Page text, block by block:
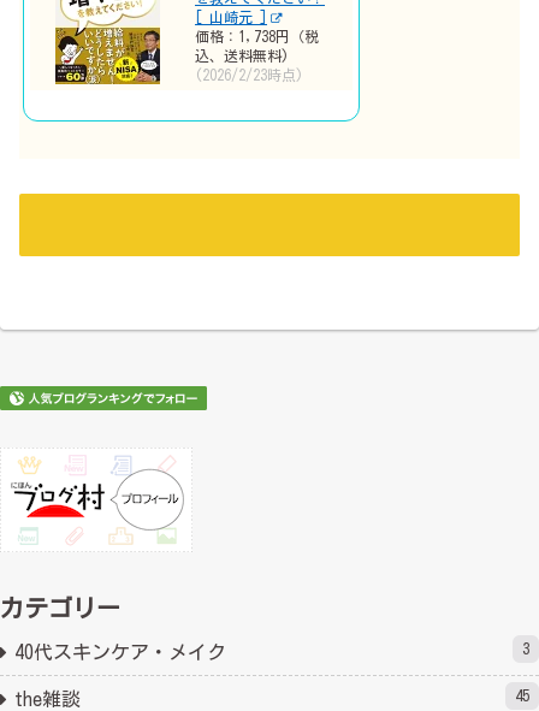
[ 山崎元 ]
価格：1,738円（税
込、送料無料)
(2026/2/23時点)
カテゴリー
40代スキンケア・メイク 3
the雑談 45